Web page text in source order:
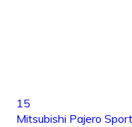
15
Mitsubishi Pajero